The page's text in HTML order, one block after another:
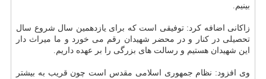
بینیم.
زاکانی اضافه کرد: توفیقی است که برای یازدهمین سال شروع سال
تحصیلی در کنار و در محضر شهیدان رقم می خورد و ما میراث دار
این شهیدان هستیم و رسالت های بزرگی را بر عهده داریم.
وی افزود: نظام جمهوری اسلامی مقدس است چون قریب به بیشتر